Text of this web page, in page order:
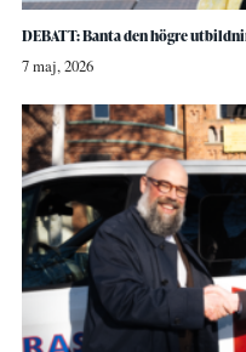
DEBATT: Banta den högre
7 maj, 2026